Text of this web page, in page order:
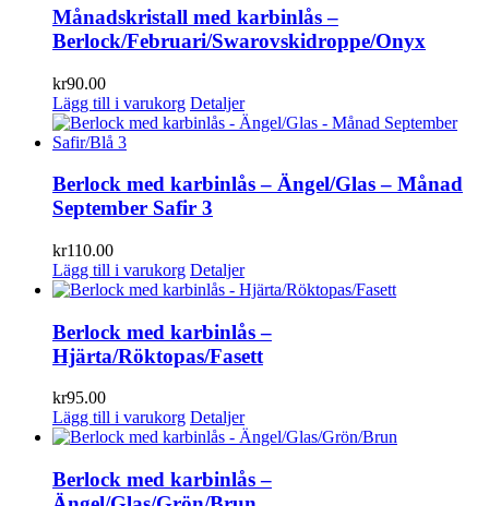
Månadskristall med karbinlås –
Berlock/Februari/Swarovskidroppe/Onyx
kr90.00
Lägg till i varukorg Detaljer
Berlock med karbinlås – Ängel/Glas – Månad
September Safir 3
kr110.00
Lägg till i varukorg Detaljer
Berlock med karbinlås –
Hjärta/Röktopas/Fasett
kr95.00
Lägg till i varukorg Detaljer
Berlock med karbinlås –